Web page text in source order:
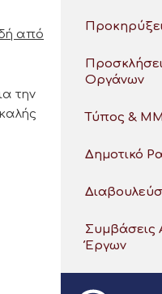
από
την
Οργάνων
Τύπος &
Δημοτικό
Συμβάσεις
Έργων